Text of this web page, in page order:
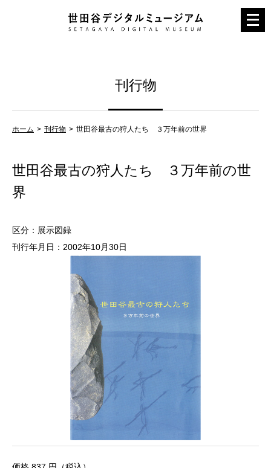
メ
ニ
刊行物
ホーム 刊行物 世田谷最古の狩人たち ３万年前の世界
世田谷最古の狩人たち ３万年前の世
界
区分：展示図録
刊行年月日：2002年10月30日